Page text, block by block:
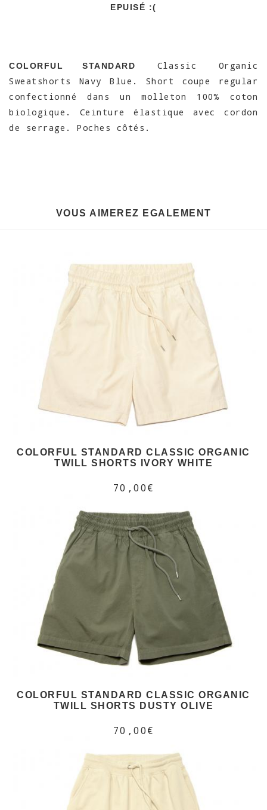
EPUISÉ :(
COLORFUL STANDARD
Classic Organic
Sweatshorts Navy Blue. Short coupe regular
confectionné dans un molleton 100% coton
biologique. Ceinture élastique avec cordon
de serrage. Poches côtés.
VOUS AIMEREZ EGALEMENT
COLORFUL STANDARD CLASSIC ORGANIC
TWILL SHORTS IVORY WHITE
70,00€
COLORFUL STANDARD CLASSIC ORGANIC
TWILL SHORTS DUSTY OLIVE
70,00€